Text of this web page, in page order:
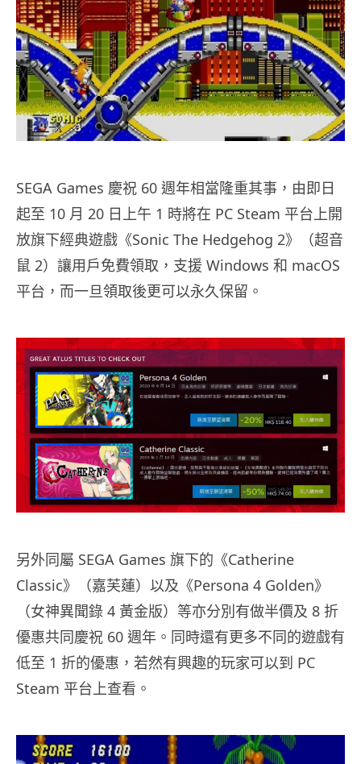
SEGA Games 慶祝 60 週年相當隆重其事，由即日
起至 10 月 20 日上午 1 時將在 PC Steam 平台上開
放旗下經典遊戲《Sonic The Hedgehog 2》（超音
鼠 2）讓用戶免費領取，支援 Windows 和 macOS
平台，而一旦領取後更可以永久保留。
另外同屬 SEGA Games 旗下的《Catherine
Classic》（嘉芙蓮）以及《Persona 4 Golden》
（女神異聞錄 4 黃金版）等亦分別有做半價及 8 折
優惠共同慶祝 60 週年。同時還有更多不同的遊戲有
低至 1 折的優惠，若然有興趣的玩家可以到 PC
Steam 平台上查看。